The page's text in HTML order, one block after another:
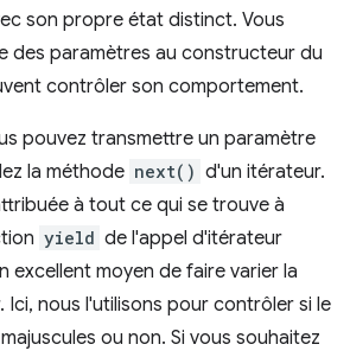
son propre état distinct. Vous
des paramètres au constructeur du
contrôler son comportement.
pouvez transmettre un paramètre
la méthode next() d'un itérateur.
à tout ce qui se trouve à
yield de l'appel d'itérateur
excellent moyen de faire varier la
Ici, nous l'utilisons pour contrôler si le
ou non. Si vous souhaitez